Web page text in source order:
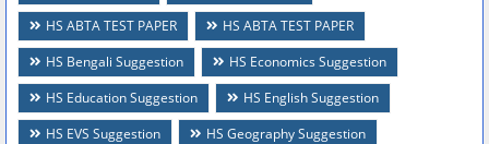
HS ABTA TEST PAPER
HS ABTA TEST PAPER
HS Bengali Suggestion
HS Economics Suggestion
HS Education Suggestion
HS English Suggestion
HS EVS Suggestion
HS Geography Suggestion